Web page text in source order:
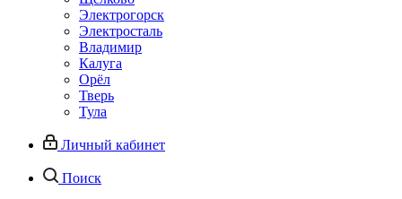
Электрогорск
Электросталь
Владимир
Калуга
Орёл
Тверь
Тула
Личный кабинет
Поиск